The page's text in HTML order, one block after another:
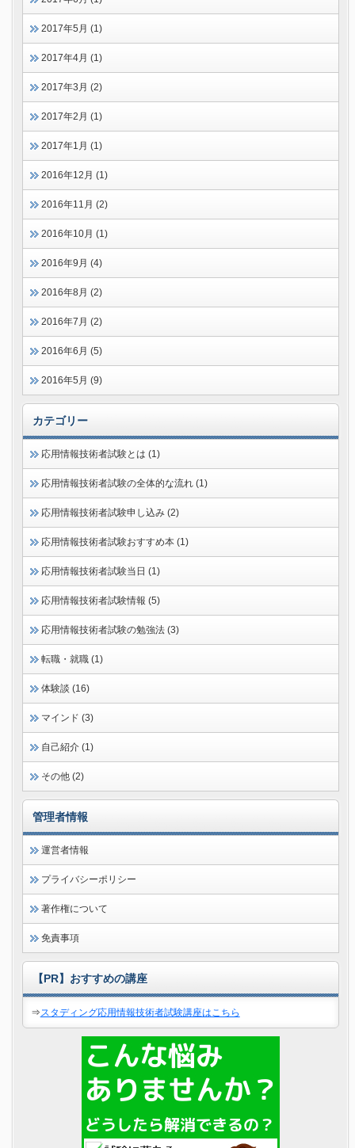
2017年5月 (1)
2017年4月 (1)
2017年3月 (2)
2017年2月 (1)
2017年1月 (1)
2016年12月 (1)
2016年11月 (2)
2016年10月 (1)
2016年9月 (4)
2016年8月 (2)
2016年7月 (2)
2016年6月 (5)
2016年5月 (9)
カテゴリー
応用情報技術者試験とは (1)
応用情報技術者試験の全体的な流れ (1)
応用情報技術者試験申し込み (2)
応用情報技術者試験おすすめ本 (1)
応用情報技術者試験当日 (1)
応用情報技術者試験情報 (5)
応用情報技術者試験の勉強法 (3)
転職・就職 (1)
体験談 (16)
マインド (3)
自己紹介 (1)
その他 (2)
管理者情報
運営者情報
プライバシーポリシー
著作権について
免責事項
【PR】おすすめの講座
⇒ スタディング応用情報技術者試験講座はこちら